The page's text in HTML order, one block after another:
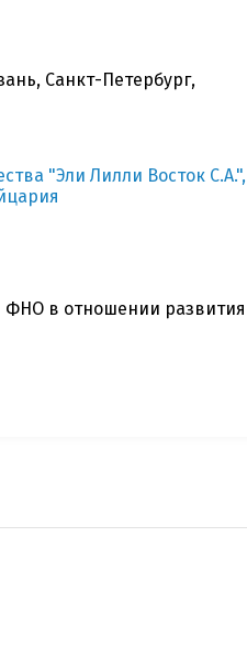
Санкт-Петербург,
"Эли Лилли Восток С.А.",
в отношении развития